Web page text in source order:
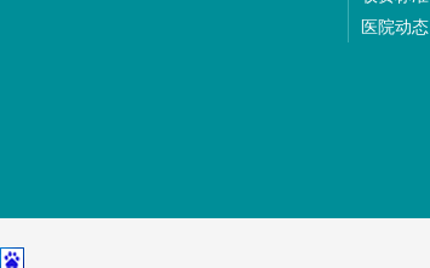
医院动态